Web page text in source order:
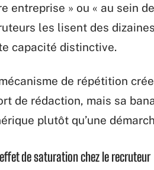
entreprise » ou « au sein
les lisent des
capacité distinctive.
de répétition
de rédaction, mais sa
plutôt qu’une
de saturation chez le recruteur